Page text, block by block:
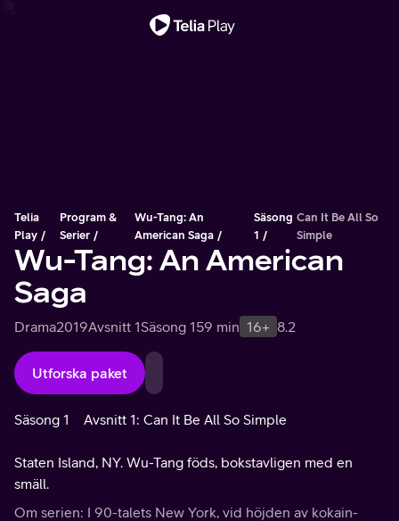
Telia
Play
Program &
Serier
Wu-Tang: An
American Saga
Säsong
1
Can It Be All So
Simple
Wu-Tang: An American
Saga
Drama2019Avsnitt 1Säsong 159 min 16+ 8.2
Utforska paket
Säsong 1 Avsnitt 1: Can It Be All So Simple
Staten Island, NY. Wu-Tang föds, bokstavligen med en
smäll.
Om serien: I 90-talets New York, vid höjden av kokain-